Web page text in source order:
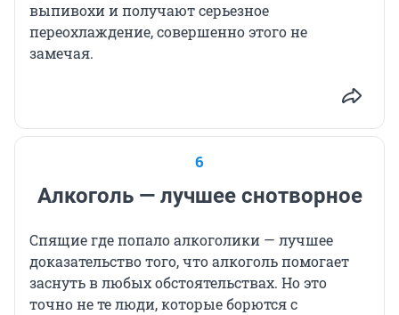
выпивохи и получают серьезное
переохлаждение, совершенно этого не
замечая.
6
Алкоголь — лучшее снотворное
Спящие где попало алкоголики — лучшее
доказательство того, что алкоголь помогает
заснуть в любых обстоятельствах. Но это
точно не те люди, которые борются с